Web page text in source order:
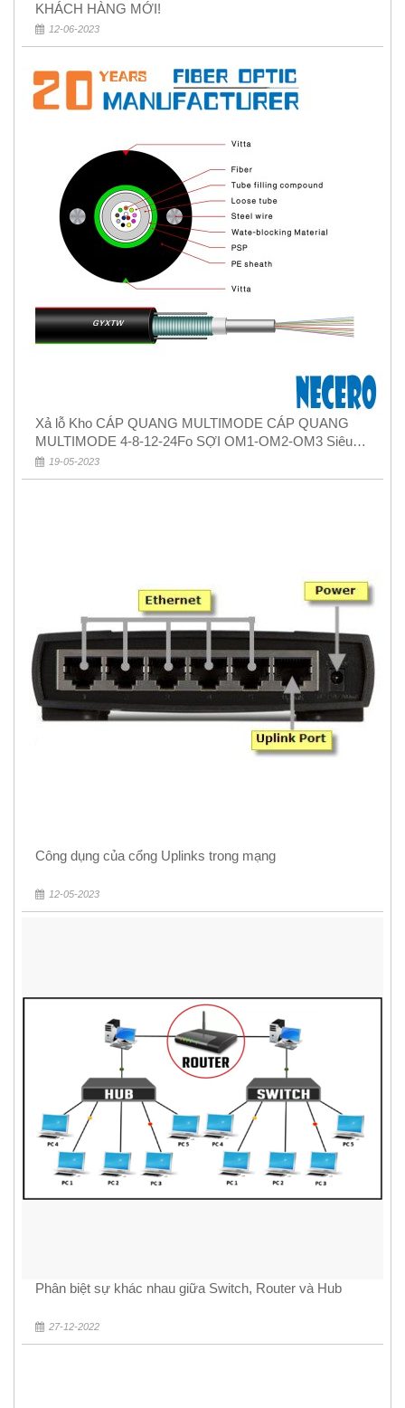
KHÁCH HÀNG MỚI!
12-06-2023
Xả lỗ Kho CÁP QUANG MULTIMODE CÁP QUANG
MULTIMODE 4-8-12-24Fo SỢI OM1-OM2-OM3 Siêu
Rẻ 5k
19-05-2023
Công dụng của cổng Uplinks trong mạng
12-05-2023
Phân biệt sự khác nhau giữa Switch, Router và Hub
27-12-2022